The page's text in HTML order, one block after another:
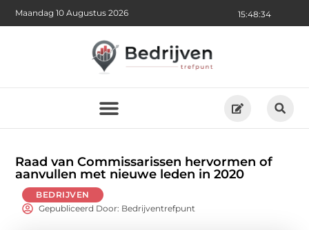
15:48:36
Maandag 10 Augustus 2026
Raad van Commissarissen hervormen of
aanvullen met nieuwe leden in 2020
BEDRIJVEN
Gepubliceerd Door: Bedrijventrefpunt